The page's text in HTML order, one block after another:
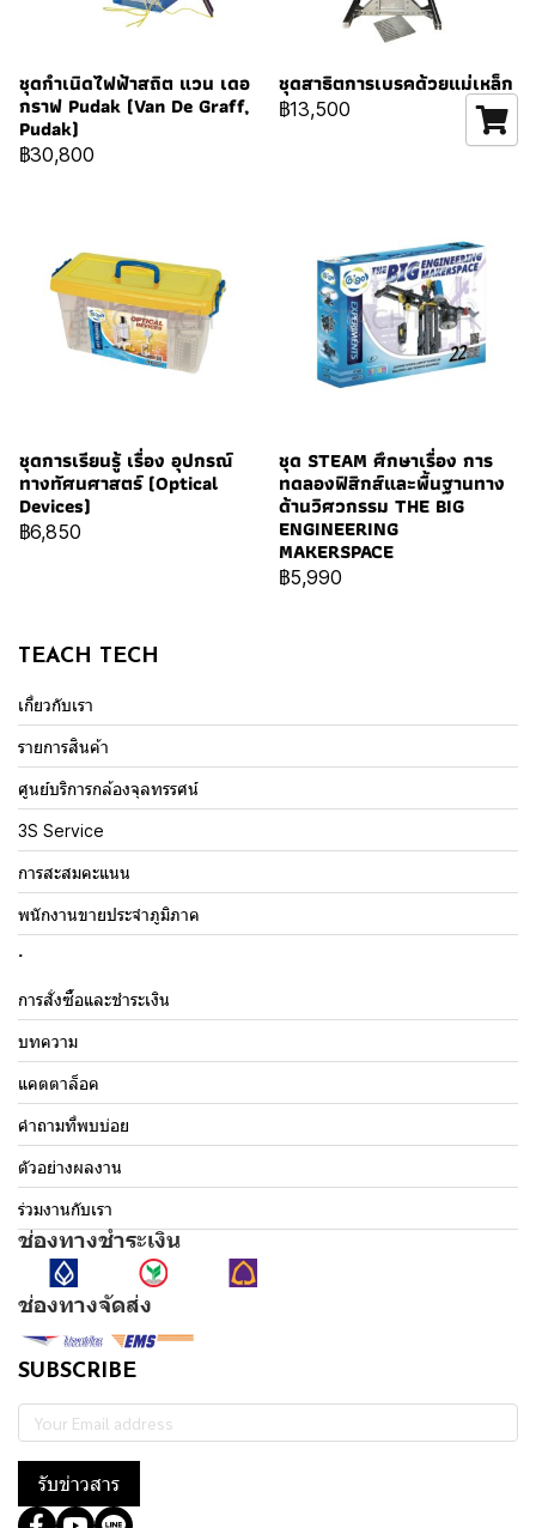
ชุดกำเนิดไฟฟ้าสถิต แวน เดอ
กราฟ Pudak (Van De Graff,
Pudak)
฿30,800
ชุดสาธิตการเบรคด้วยแม่เหล็ก
฿13,500
ชุดการเรียนรู้ เรื่อง อุปกรณ์
ทางทัศนศาสตร์ (Optical
Devices)
฿6,850
ชุด STEAM ศึกษาเรื่อง การ
ทดลองฟิสิกส์และพื้นฐานทาง
ด้านวิศวกรรม THE BIG
ENGINEERING
MAKERSPACE
฿5,990
TEACH TECH
เกี่ยวกับเรา
รายการสินค้า
ศูนย์บริการกล้องจุลทรรศน์
3S Service
การสะสมคะแนน
พนักงานขายประจำภูมิภาค
.
การสั่งซื้อและชำระเงิน
บทความ
แคตตาล็อค
คำถามที่พบบ่อย
ตัวอย่างผลงาน
ร่วมงานกับเรา
ช่องทางชำระเงิน
ช่องทางจัดส่ง
SUBSCRIBE
รับข่าวสาร